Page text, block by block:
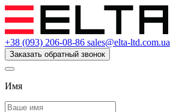
+38 (093) 206-08-86 sales@elta-ltd.com.ua
Заказать обратный звонок
Имя